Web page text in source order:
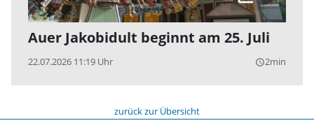
Auer Jakobidult beginnt am 25. Juli
22.07.2026 11:19 Uhr query_builder2min
zurück zur Übersicht